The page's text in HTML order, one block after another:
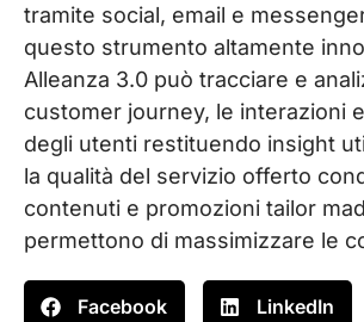
tramite social, email e
questo strumento altamente
Alleanza 3.0 può tracciare e
customer journey, le interazioni
degli utenti restituendo insight
la qualità del servizio offerto
contenuti e promozioni tailor
permettono di massimizzare le
Facebook LinkedIn